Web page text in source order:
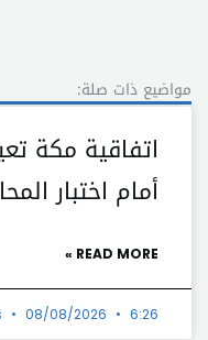
مواضيع ذات صلة:
اتفاقية مكة
أمام اختبار
READ MORE »
08/08/2026 6:26 م